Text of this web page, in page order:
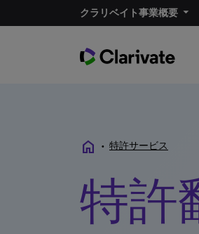
クラリベイト事業概要
home • 特許サービス
特許